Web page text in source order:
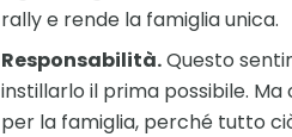
rally e rende la famiglia unica.
Responsabilità.Questo
instillarlo il prima possibile.
per la famiglia, perché tutto